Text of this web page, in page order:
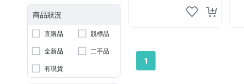
商品狀況
直購品
競標品
全新品
二手品
有現貨
1